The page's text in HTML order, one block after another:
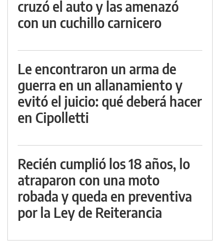
cruzó el auto y las amenazó
con un cuchillo carnicero
Le encontraron un arma de
guerra en un allanamiento y
evitó el juicio: qué deberá hacer
en Cipolletti
Recién cumplió los 18 años, lo
atraparon con una moto
robada y queda en preventiva
por la Ley de Reiterancia